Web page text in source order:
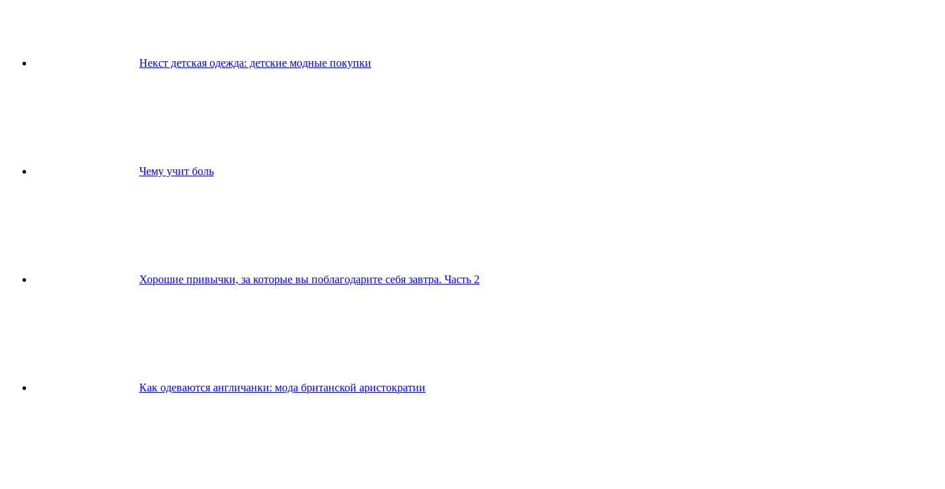
Некст детская одежда: детские модные покупки
Чему учит боль
Хорошие привычки, за которые вы поблагодарите себя завтра. Часть 2
Как одеваются англичанки: мода британской аристократии